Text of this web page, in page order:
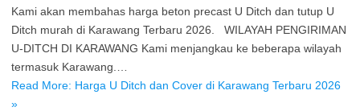
Kami akan membahas harga beton precast U Ditch dan tutup U
Ditch murah di Karawang Terbaru 2026. WILAYAH PENGIRIMAN
U-DITCH DI KARAWANG Kami menjangkau ke beberapa wilayah
termasuk Karawang.…
Read More: Harga U Ditch dan Cover di Karawang Terbaru 2026
»